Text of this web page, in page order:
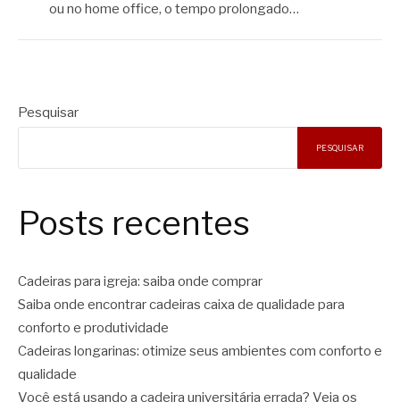
ou no home office, o tempo prolongado…
Pesquisar
PESQUISAR
Posts recentes
Cadeiras para igreja: saiba onde comprar
Saiba onde encontrar cadeiras caixa de qualidade para
conforto e produtividade
Cadeiras longarinas: otimize seus ambientes com conforto e
qualidade
Você está usando a cadeira universitária errada? Veja os